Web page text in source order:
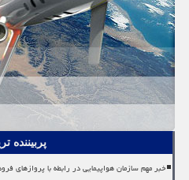
پربیننده
خبر مهم سازمان هواپیمایی در رابطه با پروازهای